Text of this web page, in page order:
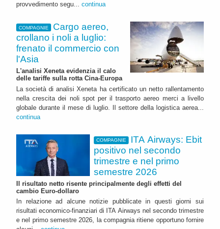
provvedimento segu... continua
COMPAGNIE
Cargo aereo,
crollano i noli a luglio:
frenato il commercio con
l'Asia
L'analisi Xeneta evidenzia il calo
delle tariffe sulla rotta Cina-Europa
La società di analisi Xeneta ha certificato un netto rallentamento
nella crescita dei noli spot per il trasporto aereo merci a livello
globale durante il mese di luglio. Il settore della logistica aerea...
continua
COMPAGNIE
ITA Airways: Ebit
positivo nel secondo
trimestre e nel primo
semestre 2026
Il risultato netto risente principalmente degli effetti del
cambio Euro-dollaro
In relazione ad alcune notizie pubblicate in questi giorni sui
risultati economico-finanziari di ITA Airways nel secondo trimestre
e nel primo semestre 2026, la compagnia ritiene opportuno fornire